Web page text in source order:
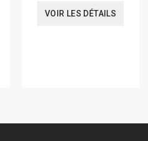
VOIR LES DÉTAILS